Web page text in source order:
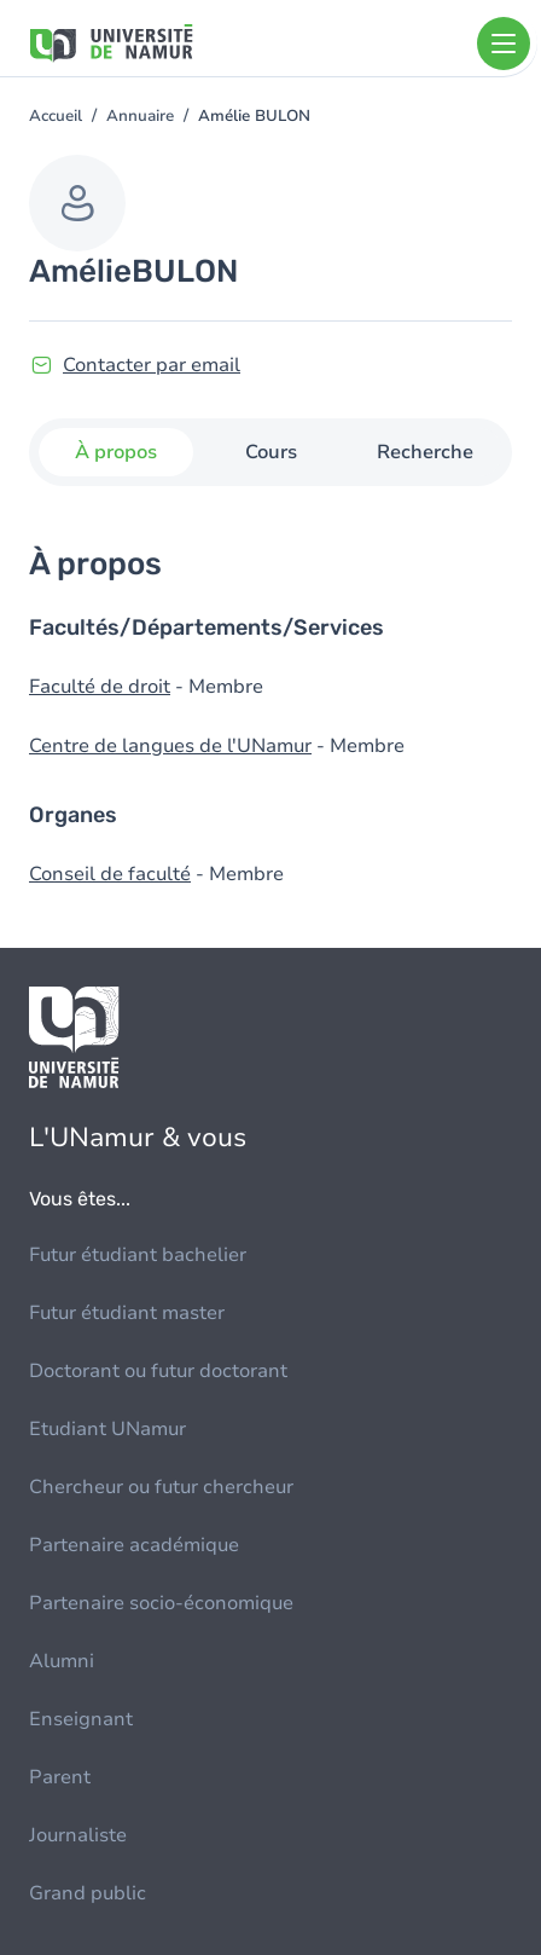
contenu
You
Accueil Annuaire Amélie BULON
AmélieBULON
Contacter par email
À propos Cours Recherche
À propos
Facultés/Départements/Services
Faculté de droit - Membre
Centre de langues de l'UNamur - Membre
Organes
Conseil de faculté - Membre
L'UNamur & vous
Vous êtes...
Futur étudiant bachelier
Futur étudiant master
Doctorant ou futur doctorant
Etudiant UNamur
Chercheur ou futur chercheur
Partenaire académique
Partenaire socio-économique
Alumni
Enseignant
Parent
Journaliste
Grand public